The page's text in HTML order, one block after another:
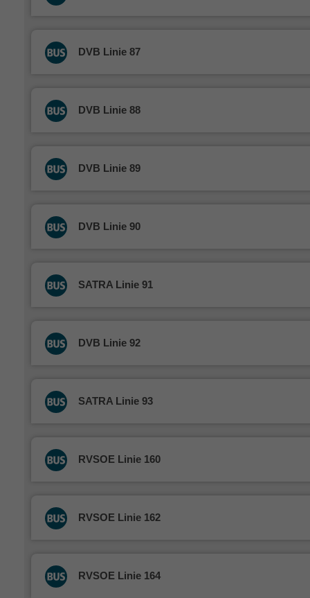
DVB Linie 87
DVB Linie 88
DVB Linie 89
DVB Linie 90
SATRA Linie 91
DVB Linie 92
SATRA Linie 93
RVSOE Linie 160
RVSOE Linie 162
RVSOE Linie 164